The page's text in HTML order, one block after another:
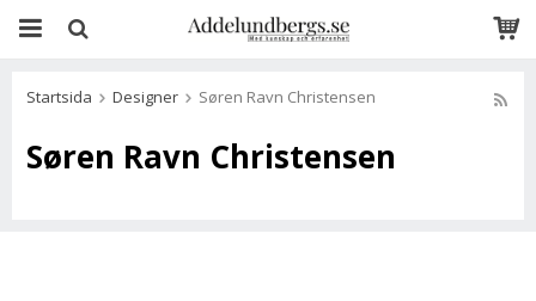
Startsida Designer Søren Ravn Christensen
Søren Ravn Christensen